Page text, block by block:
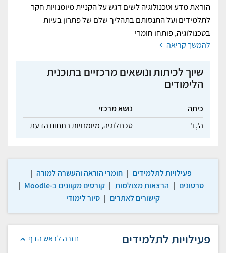
הוראת מדע וטכנולוגיה לשים דגש על הקניית מיומנויות חקר
לתלמידים ועל התנסותם בתהליך שלם של פתרון בעיות
בטכנולוגיה, פותחו חומרי
להמשך קריאה
שיוך לכיתות ונושאים מרכזיים בתוכנית
הלימודים
כיתה
נושא מרכזי
ה', ו' טכנולוגיה, מיומנויות בתחום הדעת
פעילויות לתלמידים | חומרי הוראה והעשרה למורה |
סרטונים | הרצאות מצולמות | קורסים מקוונים ב-Moodle
|
קישורים לאתרים | סיור לימודי
חזרה לראש הדף פעילויות לתלמידים